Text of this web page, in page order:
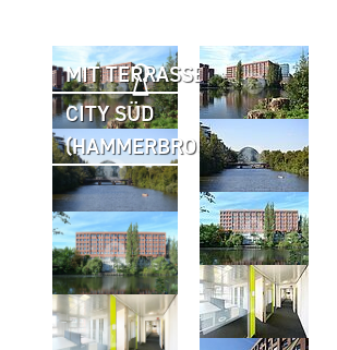
MIT TERRASSE
CITY SÜD
(HAMMERBROOK)